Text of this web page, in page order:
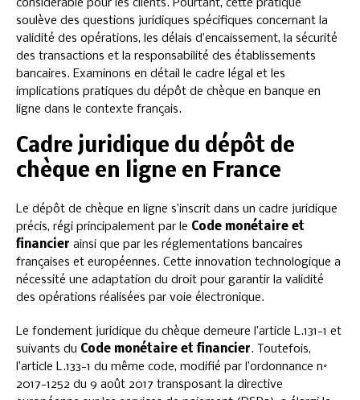
considérable pour les clients. Pourtant, cette pratique
soulève des questions juridiques spécifiques concernant la
validité des opérations, les délais d’encaissement, la sécurité
des transactions et la responsabilité des établissements
bancaires. Examinons en détail le cadre légal et les
implications pratiques du dépôt de chèque en banque en
ligne dans le contexte français.
Cadre juridique du dépôt de
chèque en ligne en France
Le dépôt de chèque en ligne s’inscrit dans un cadre juridique
précis, régi principalement par le Code monétaire et
financier ainsi que par les réglementations bancaires
françaises et européennes. Cette innovation technologique a
nécessité une adaptation du droit pour garantir la validité
des opérations réalisées par voie électronique.
Le fondement juridique du chèque demeure l’article L.131-1 et
suivants du Code monétaire et financier. Toutefois,
l’article L.133-1 du même code, modifié par l’ordonnance n°
2017-1252 du 9 août 2017 transposant la directive